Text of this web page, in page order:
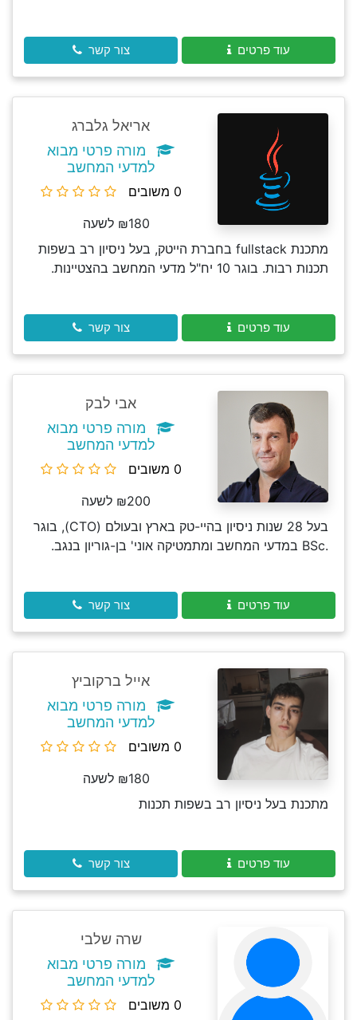
עוד פרטים צור קשר
אריאל גלברג
מורה פרטי מבוא
למדעי המחשב
0 משובים
₪180 לשעה
מתכנת fullstack בחברת הייטק, בעל ניסיון רב בשפות
תכנות רבות. בוגר 10 יח"ל מדעי המחשב בהצטיינות.
עוד פרטים צור קשר
אבי לבק
מורה פרטי מבוא
למדעי המחשב
0 משובים
₪200 לשעה
בעל 28 שנות ניסיון בהיי-טק בארץ ובעולם (CTO), בוגר
.BSc במדעי המחשב ומתמטיקה אוני' בן-גוריון בנגב.
עוד פרטים צור קשר
אייל ברקוביץ
מורה פרטי מבוא
למדעי המחשב
0 משובים
₪180 לשעה
מתכנת בעל ניסיון רב בשפות תכנות
עוד פרטים צור קשר
שרה שלבי
מורה פרטי מבוא
למדעי המחשב
0 משובים